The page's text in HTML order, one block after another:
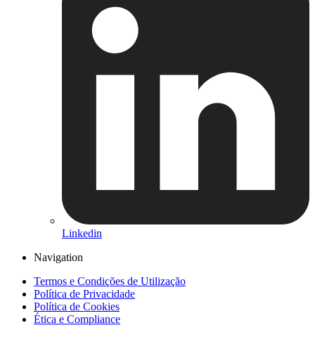
Linkedin
Navigation
Termos e Condições de Utilização
Política de Privacidade
Política de Cookies
Ética e Compliance